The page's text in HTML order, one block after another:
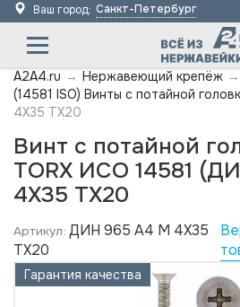
Ваш город: Санкт-Петербург
A2A4.ru → Нержавеющий крепёж →
(14581 ISO) Винты с потайной
4X35 TX20
Винт с потайной
TORX ИСО 14581
4X35 TX20
Артикул: ДИН 965 А4 M 4X35
TX20
Гарантия качества